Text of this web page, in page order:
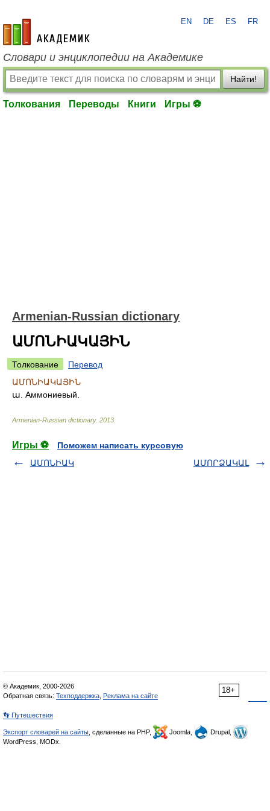
academic.ru
EN DE ES FR
Словари и энциклопедии на Академике
Найти!
Толкования Переводы Книги Игры ⚽
Armenian-Russian dictionary
ԱՄՈՆԻԱԿԱՅԻՆ
Толкование
Перевод
ԱՄՈՆԻԱԿԱՅԻՆ
ա. Аммониевый.
Armenian-Russian dictionary. 2013
Игры ⚽
Поможем написать курсовую
ԱՄՈՆԻԱԿ
ԱՄՈՐՁԱԿԱԼ
18+
© Академик, 2000-2026
Обратная связь: Техподдержка Реклама на сайте
👣 Путешествия
Экспорт словарей на сайты , сделанные на PHP, Joomla,
Drupal,
WordPress, MODx.